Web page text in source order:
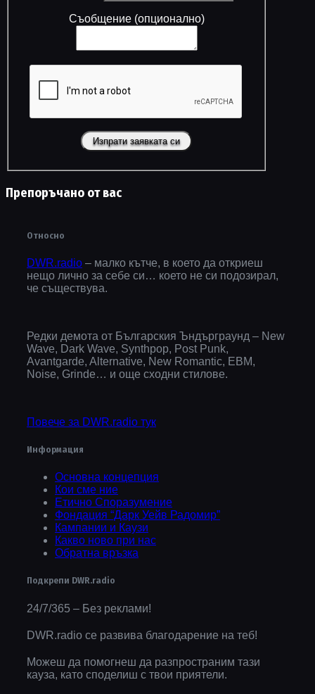
Съобщение (опционално)
Препоръчано от вас
Относно
DWR.radio – малко кътче, в което да откриеш
нещо лично за себе си… което не си подозирал,
че съществува.
Редки демота от Българския Ъндърграунд – New
Wave, Dark Wave, Synthpop, Post Punk,
Avantgarde, Alternative, New Romantic, EBM,
Noise, Grinde… и още сходни стилове.
Повече за DWR.radio тук
Информация
Основна концепция
Кои сме ние
Етично Споразумение
Фондация “Дарк Уейв Радомир”
Кампании и Каузи
Какво ново при нас
Обратна връзка
Подкрепи DWR.radio
24/7/365 – Без реклами!
DWR.radio се развива благодарение на теб!
Можеш да помогнеш да разпространим тази
кауза, като споделиш с твои приятели.